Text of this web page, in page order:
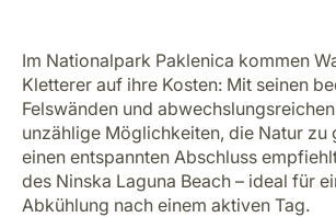
Im Nationalpark Paklenica kommen
Kletterer auf ihre Kosten: Mit seinen
Felswänden und
unzählige Möglichkeiten, die Natur zu
einen entspannten Abschluss
des Ninska Laguna Beach – ideal für
Abkühlung nach einem aktiven Tag.